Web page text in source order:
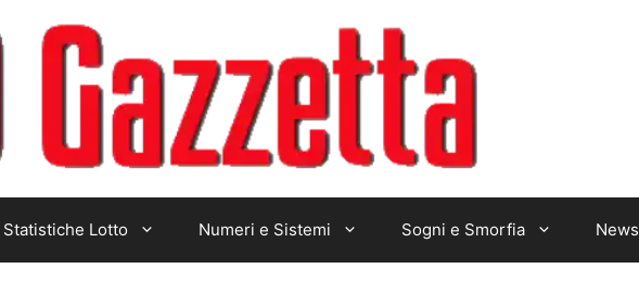
Statistiche Lotto Numeri e Sistemi Sogni e Smorfia News